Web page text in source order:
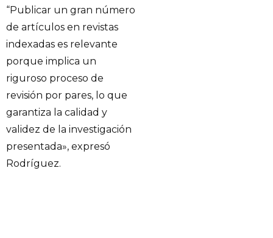
“Publicar un gran número
de artículos en revistas
indexadas es relevante
porque implica un
riguroso proceso de
revisión por pares, lo que
garantiza la calidad y
validez de la investigación
presentada», expresó
Rodríguez.